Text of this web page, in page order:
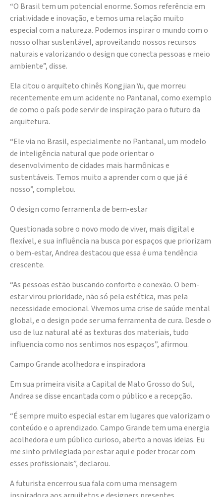
“O Brasil tem um potencial enorme. Somos referência em
criatividade e inovação, e temos uma relação muito
especial com a natureza. Podemos inspirar o mundo com o
nosso olhar sustentável, aproveitando nossos recursos
naturais e valorizando o design que conecta pessoas e meio
ambiente”, disse.
Ela citou o arquiteto chinês Kongjian Yu, que morreu
recentemente em um acidente no Pantanal, como exemplo
de como o país pode servir de inspiração para o futuro da
arquitetura.
“Ele via no Brasil, especialmente no Pantanal, um modelo
de inteligência natural que pode orientar o
desenvolvimento de cidades mais harmônicas e
sustentáveis. Temos muito a aprender com o que já é
nosso”, completou.
O design como ferramenta de bem-estar
Questionada sobre o novo modo de viver, mais digital e
flexível, e sua influência na busca por espaços que priorizam
o bem-estar, Andrea destacou que essa é uma tendência
crescente.
“As pessoas estão buscando conforto e conexão. O bem-
estar virou prioridade, não só pela estética, mas pela
necessidade emocional. Vivemos uma crise de saúde mental
global, e o design pode ser uma ferramenta de cura. Desde o
uso de luz natural até as texturas dos materiais, tudo
influencia como nos sentimos nos espaços”, afirmou.
Campo Grande acolhedora e inspiradora
Em sua primeira visita a Capital de Mato Grosso do Sul,
Andrea se disse encantada com o público e a recepção.
“É sempre muito especial estar em lugares que valorizam o
conteúdo e o aprendizado. Campo Grande tem uma energia
acolhedora e um público curioso, aberto a novas ideias. Eu
me sinto privilegiada por estar aqui e poder trocar com
esses profissionais”, declarou.
A futurista encerrou sua fala com uma mensagem